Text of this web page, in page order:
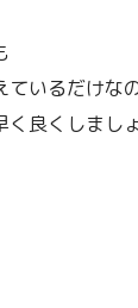
ているだけな
良くしましょ